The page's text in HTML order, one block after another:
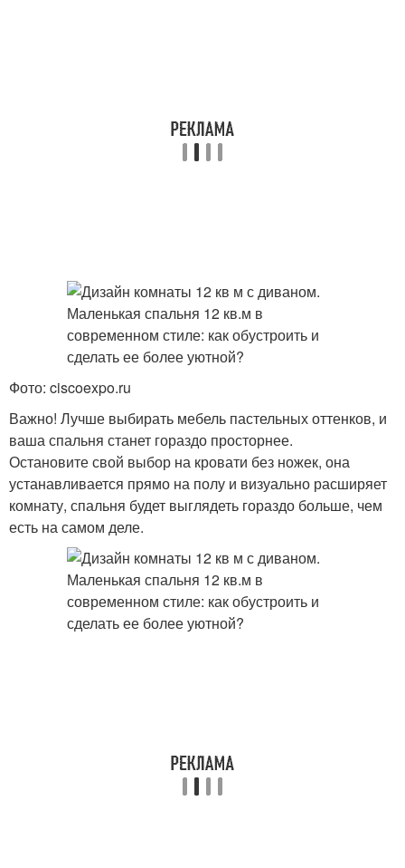
Фото: ciscoexpo.ru
Важно! Лучше выбирать мебель пастельных оттенков, и
ваша спальня станет гораздо просторнее.
Остановите свой выбор на кровати без ножек, она
устанавливается прямо на полу и визуально расширяет
комнату, спальня будет выглядеть гораздо больше, чем
есть на самом деле.